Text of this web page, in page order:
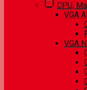
CPU,
VGA
VGA